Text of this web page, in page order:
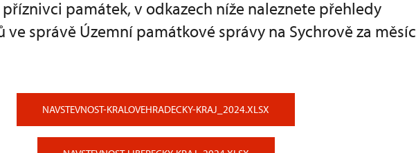
památek, v odkazech níže naleznete přehledy
správě Územní památkové správy na Sychrově za měsíc
NAVSTEVNOST-KRALOVEHRADECKY-KRAJ_2024.XLSX